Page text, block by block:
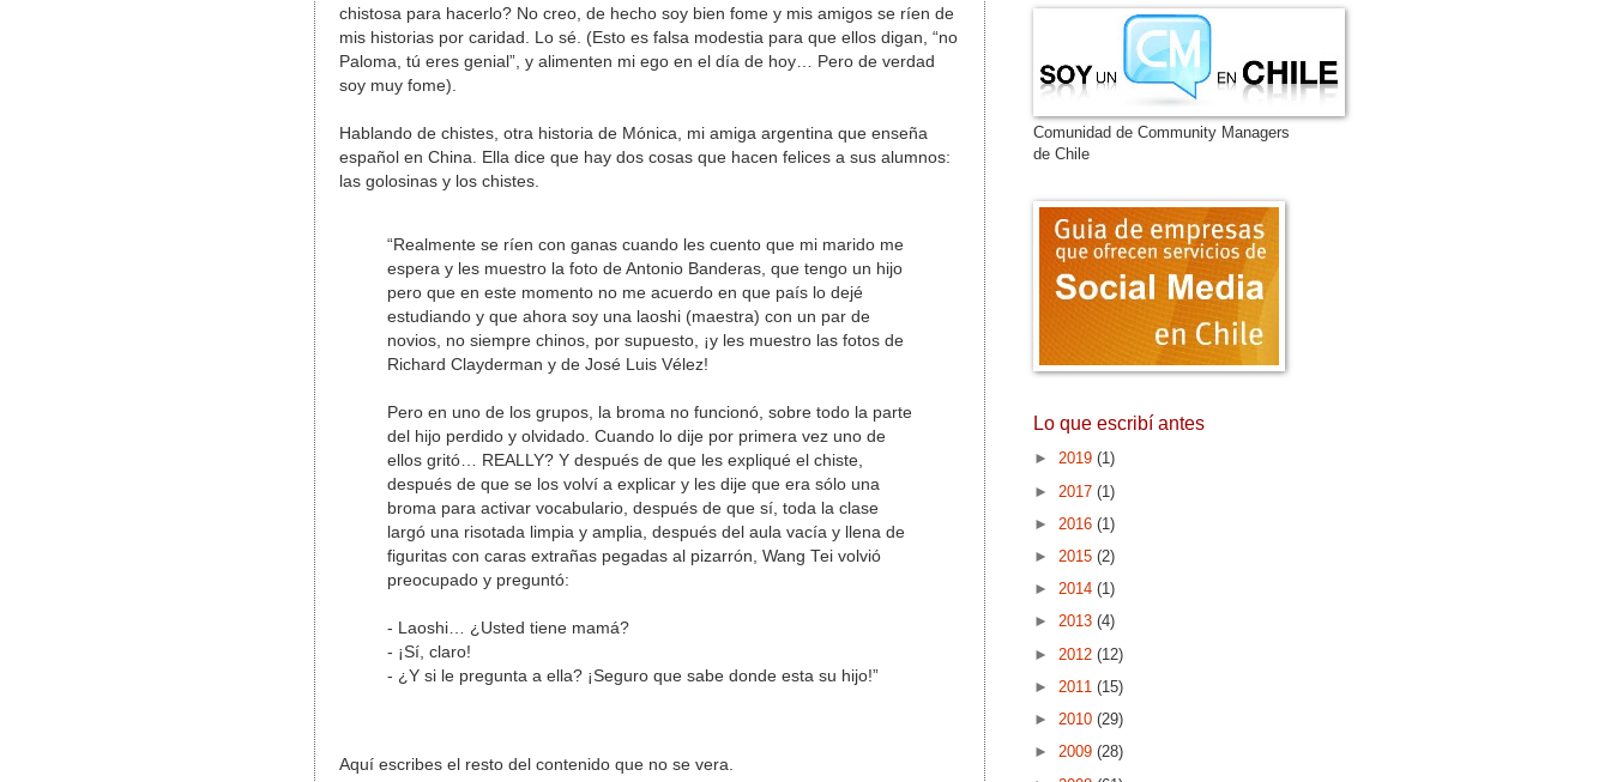
chistosa para hacerlo? No creo, de hecho soy bien fome y mis amigos se ríen de
mis historias por caridad. Lo sé. (Esto es falsa modestia para que ellos digan, “no
Paloma, tú eres genial”, y alimenten mi ego en el día de hoy… Pero de verdad
soy muy fome).
Hablando de chistes, otra historia de Mónica, mi amiga argentina que enseña
español en China. Ella dice que hay dos cosas que hacen felices a sus alumnos:
las golosinas y los chistes.
“Realmente se ríen con ganas cuando les cuento que mi marido me
espera y les muestro la foto de Antonio Banderas, que tengo un hijo
pero que en este momento no me acuerdo en que país lo dejé
estudiando y que ahora soy una laoshi (maestra) con un par de
novios, no siempre chinos, por supuesto, ¡y les muestro las fotos de
Richard Clayderman y de José Luis Vélez!
Pero en uno de los grupos, la broma no funcionó, sobre todo la parte
del hijo perdido y olvidado. Cuando lo dije por primera vez uno de
ellos gritó… REALLY? Y después de que les expliqué el chiste,
después de que se los volví a explicar y les dije que era sólo una
broma para activar vocabulario, después de que sí, toda la clase
largó una risotada limpia y amplia, después del aula vacía y llena de
figuritas con caras extrañas pegadas al pizarrón, Wang Tei volvió
preocupado y preguntó:
- Laoshi… ¿Usted tiene mamá?
- ¡Sí, claro!
- ¿Y si le pregunta a ella? ¡Seguro que sabe donde esta su hijo!”
Aquí escribes el resto del contenido que no se vera.
Comunidad de Community Managers
de Chile
Lo que escribí antes
► 2019 (1)
► 2017 (1)
► 2016 (1)
► 2015 (2)
► 2014 (1)
► 2013 (4)
► 2012 (12)
► 2011 (15)
► 2010 (29)
► 2009 (28)